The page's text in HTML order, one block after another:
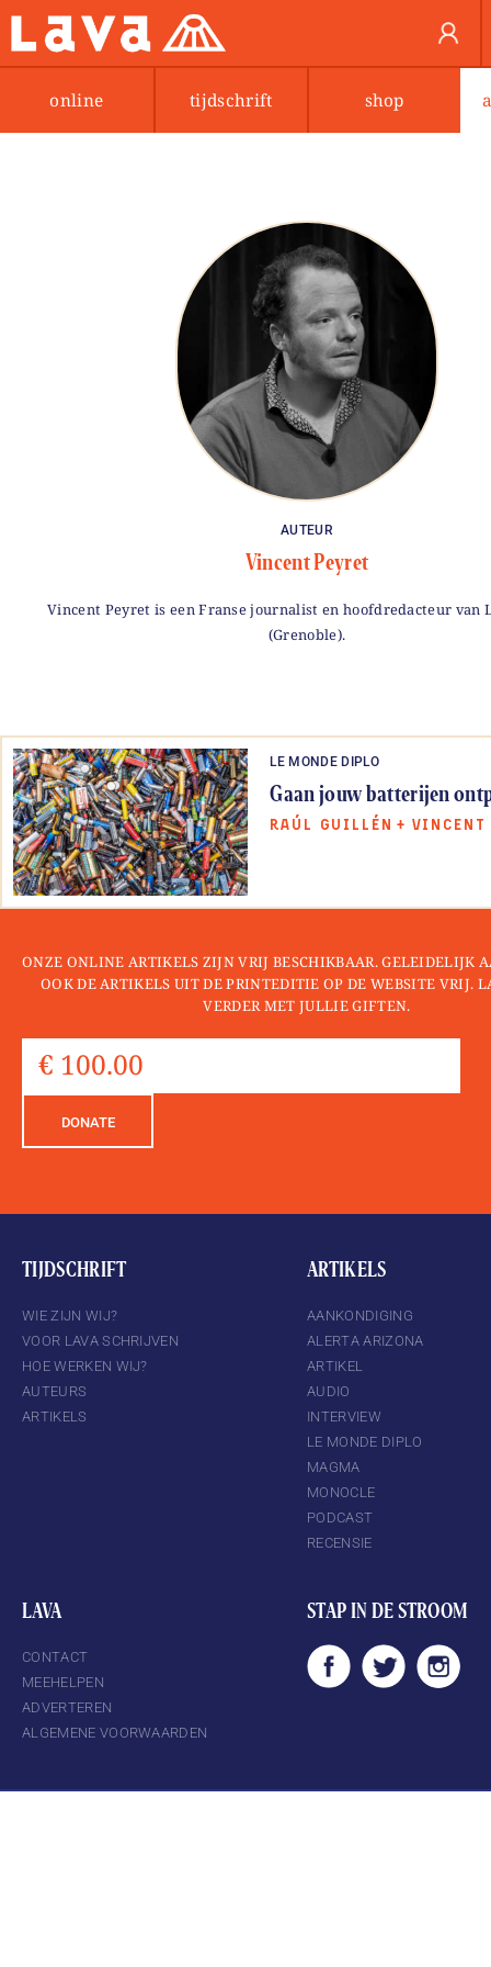
online tijdschrift shop
AUTEUR
Vincent Peyret
Vincent Peyret is een Franse journalist en hoofdredacteur van
(Grenoble).
LE MONDE DIPLO
Gaan jouw batterijen
RAÚL GUILLÉN + VINCENT
ONZE ONLINE ARTIKELS ZIJN VRIJ BESCHIKBAAR. GELEIDELIJK
OOK DE ARTIKELS UIT DE PRINTEDITIE OP DE WEBSITE VRIJ.
VERDER MET JULLIE GIFTEN.
DONATE
TIJDSCHRIFT
WIE ZIJN WIJ?
VOOR LAVA SCHRIJVEN
HOE WERKEN WIJ?
AUTEURS
ARTIKELS
ARTIKELS
AANKONDIGING
ALERTA ARIZONA
ARTIKEL
AUDIO
INTERVIEW
LE MONDE DIPLO
MAGMA
MONOCLE
PODCAST
RECENSIE
LAVA
CONTACT
MEEHELPEN
ADVERTEREN
ALGEMENE VOORWAARDEN
STAP IN DE STROOM